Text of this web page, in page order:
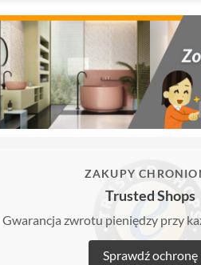
ZAKUPY
Trusted Shops
Gwarancja zwrotu pieniędzy przy
Sprawdź ochronę